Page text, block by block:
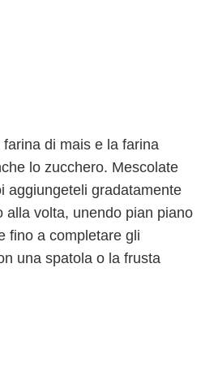
di mais e la farina
lo zucchero. Mescolate
aggiungeteli gradatamente
alla volta, unendo pian piano
fino a completare gli
una spatola o la frusta